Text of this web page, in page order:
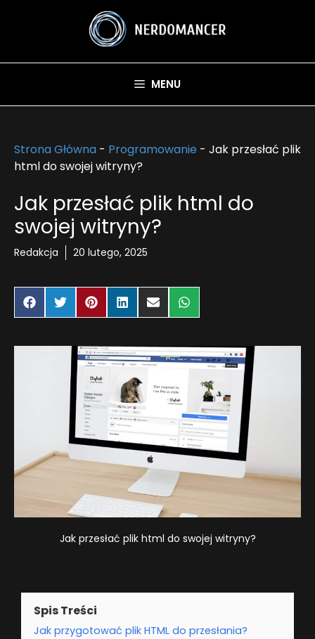
MENU
Strona Główna - Programowanie - Jak przesłać plik
html do swojej witryny?
Jak przesłać plik html do
swojej witryny?
Redakcja 20 lutego, 2025
Share
on
Share
on
Share
on
Share
on
Share
on
Share
on
Jak przesłać plik html do swojej witryny?
Spis Treści
Jak przygotować plik HTML do przesłania?